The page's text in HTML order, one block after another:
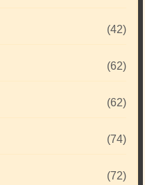
(42)
(62)
(62)
(74)
(72)